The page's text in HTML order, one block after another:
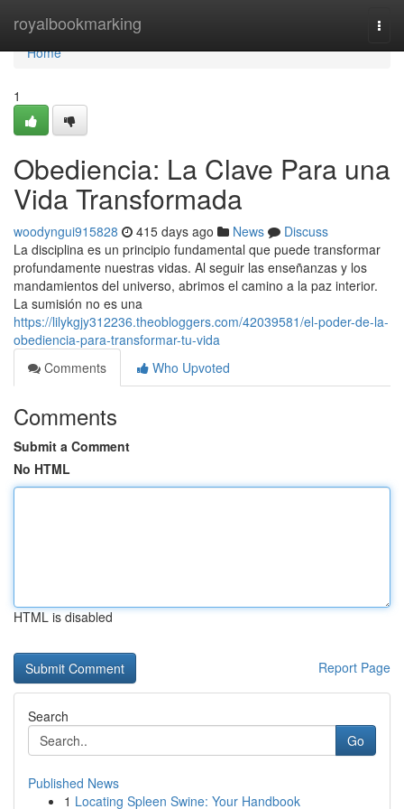
royalbookmarking
Home
Home
1
Obediencia: La Clave Para una
Vida Transformada
woodyngui915828 415 days ago News
Discuss
La disciplina es un principio fundamental que puede transformar
profundamente nuestras vidas. Al seguir las enseñanzas y los
mandamientos del universo, abrimos el camino a la paz interior.
La sumisión no es una
https://lilykgjy312236.theobloggers.com/42039581/el-poder-de-la-
obediencia-para-transformar-tu-vida
Comments
Who Upvoted
Comments
Submit a Comment
No HTML
HTML is disabled
Report Page
Search
Go
Published News
1 Locating Spleen Swine: Your Handbook